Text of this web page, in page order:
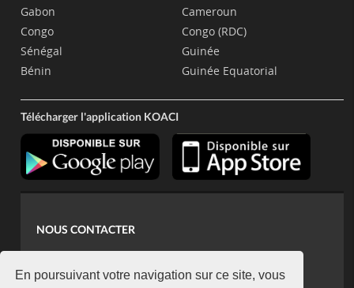
En poursuivant votre navigation sur ce site, vous
Gabon
Congo
Sénégal
Bénin
Cameroun
Congo (RDC)
Guinée
Guinée Equatorial
Télécharger l'application KOACI
NOUS CONTACTER
koaci@yahoo.fr